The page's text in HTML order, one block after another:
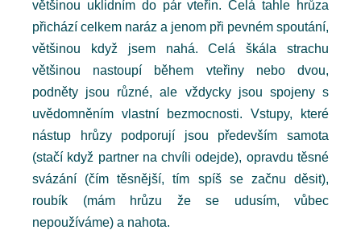
většinou uklidním do pár vteřin. Celá tahle hrůza
přichází celkem naráz a jenom při pevném spoutání,
většinou když jsem nahá. Celá škála strachu
většinou nastoupí během vteřiny nebo dvou,
podněty jsou různé, ale vždycky jsou spojeny s
uvědomněním vlastní bezmocnosti. Vstupy, které
nástup hrůzy podporují jsou především samota
(stačí když partner na chvíli odejde), opravdu těsné
svázání (čím těsnější, tím spíš se začnu děsit),
roubík (mám hrůzu že se udusím, vůbec
nepoužíváme) a nahota.